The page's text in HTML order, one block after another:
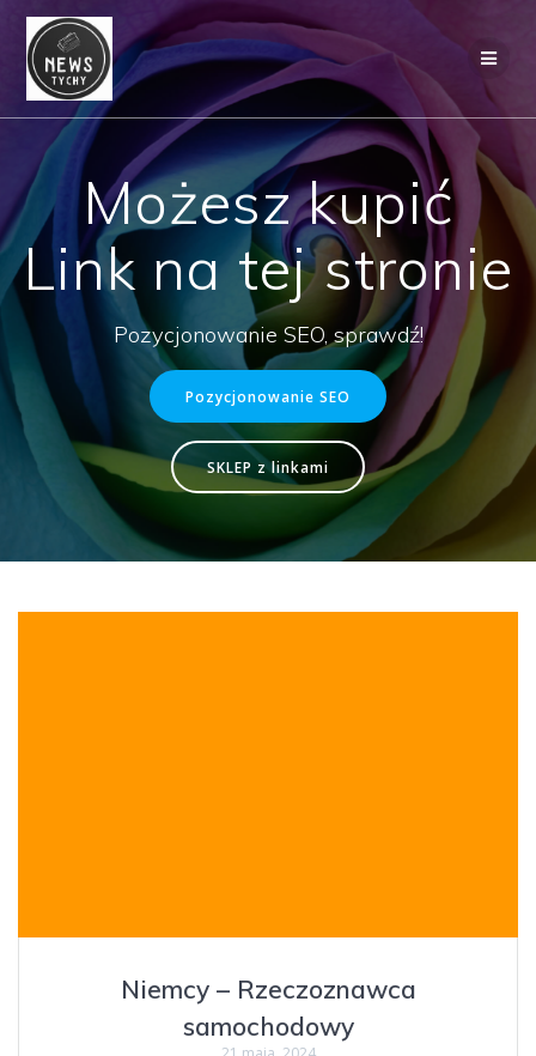
Skip
to
content
Możesz kupić
Link na tej stronie
Pozycjonowanie SEO, sprawdź!
Pozycjonowanie SEO
SKLEP z linkami
Niemcy – Rzeczoznawca
samochodowy